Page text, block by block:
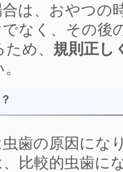
は、おやつの
なく、その後
め、 規則正し
歯の原因にな
比較的虫歯に